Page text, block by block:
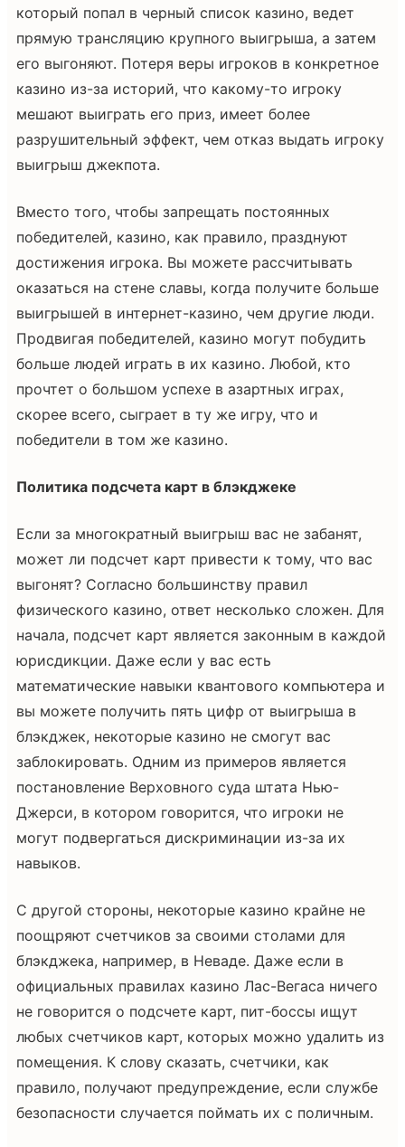
который попал в черный список казино, ведет
прямую трансляцию крупного выигрыша, а затем
его выгоняют. Потеря веры игроков в конкретное
казино из-за историй, что какому-то игроку
мешают выиграть его приз, имеет более
разрушительный эффект, чем отказ выдать игроку
выигрыш джекпота.
Вместо того, чтобы запрещать постоянных
победителей, казино, как правило, празднуют
достижения игрока. Вы можете рассчитывать
оказаться на стене славы, когда получите больше
выигрышей в интернет-казино, чем другие люди.
Продвигая победителей, казино могут побудить
больше людей играть в их казино. Любой, кто
прочтет о большом успехе в азартных играх,
скорее всего, сыграет в ту же игру, что и
победители в том же казино.
Политика подсчета карт в блэкджеке
Если за многократный выигрыш вас не забанят,
может ли подсчет карт привести к тому, что вас
выгонят? Согласно большинству правил
физического казино, ответ несколько сложен. Для
начала, подсчет карт является законным в каждой
юрисдикции. Даже если у вас есть
математические навыки квантового компьютера и
вы можете получить пять цифр от выигрыша в
блэкджек, некоторые казино не смогут вас
заблокировать. Одним из примеров является
постановление Верховного суда штата Нью-
Джерси, в котором говорится, что игроки не
могут подвергаться дискриминации из-за их
навыков.
С другой стороны, некоторые казино крайне не
поощряют счетчиков за своими столами для
блэкджека, например, в Неваде. Даже если в
официальных правилах казино Лас-Вегаса ничего
не говорится о подсчете карт, пит-боссы ищут
любых счетчиков карт, которых можно удалить из
помещения. К слову сказать, счетчики, как
правило, получают предупреждение, если службе
безопасности случается поймать их с поличным.